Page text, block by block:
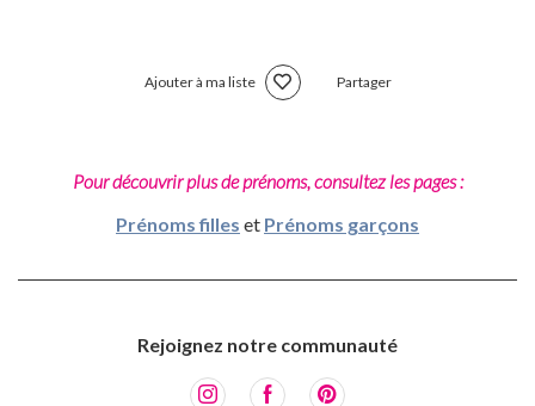
Ajouter à ma liste Partager
Pour découvrir plus de prénoms, consultez les pages :
Prénoms filles et Prénoms garçons
Rejoignez notre communauté